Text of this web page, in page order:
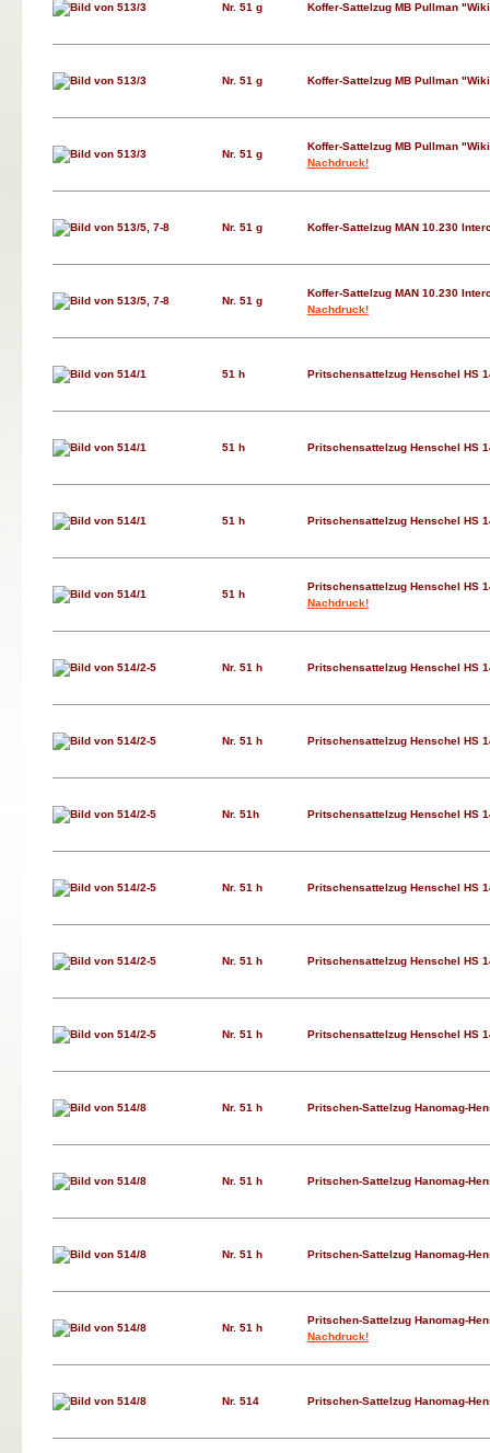
Nr. 51 g Koffer-Sattelzug MB Pullman
Nr. 51 g Koffer-Sattelzug MB Pullman
Nr. 51 g
Koffer-Sattelzug MB Pullman
Nachdruck!
Nr. 51 g Koffer-Sattelzug MAN 10.230
Nr. 51 g
Koffer-Sattelzug MAN 10.230
Nachdruck!
51 h Pritschensattelzug Henschel HS
51 h Pritschensattelzug Henschel HS
51 h Pritschensattelzug Henschel HS
51 h
Pritschensattelzug Henschel HS
Nachdruck!
Nr. 51 h Pritschensattelzug Henschel HS
Nr. 51 h Pritschensattelzug Henschel HS
Nr. 51h Pritschensattelzug Henschel HS
Nr. 51 h Pritschensattelzug Henschel HS
Nr. 51 h Pritschensattelzug Henschel HS
Nr. 51 h Pritschensattelzug Henschel HS
Nr. 51 h Pritschen-Sattelzug Hanomag-
Nr. 51 h Pritschen-Sattelzug Hanomag-
Nr. 51 h Pritschen-Sattelzug Hanomag-
Nr. 51 h
Pritschen-Sattelzug Hanomag-
Nachdruck!
Nr. 514 Pritschen-Sattelzug Hanomag-